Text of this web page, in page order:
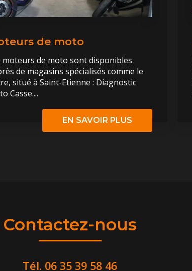
de moto
moteurs de moto sont disponibles
de magasins spécialisés comme le
situé à Saint-Etienne : Diagnostic
Casse....
EN SAVOIR PLUS
Contactez-nous
Tél. 06 35 39 58 46